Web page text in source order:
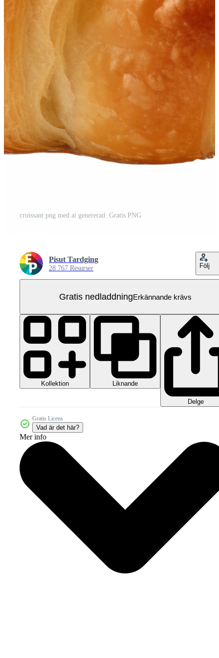
croissant png med ai genererad. Gratis PNG
Pisut Tardging
28 767 Resurser Följ
Gratis nedladdningErkännande krävs
Kollektion Liknande
Delge
Gratis Licens
Vad är det här?
Mer info